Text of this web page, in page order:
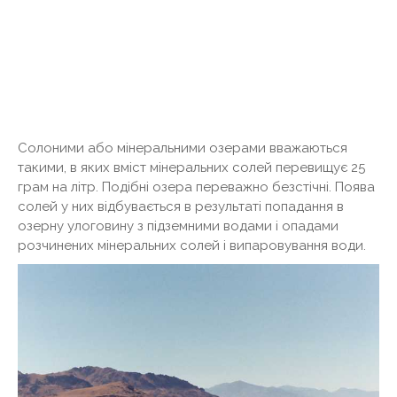
Солоними або мінеральними озерами вважаються
такими, в яких вміст мінеральних солей перевищує 25
грам на літр. Подібні озера переважно безстічні. Поява
солей у них відбувається в результаті попадання в
озерну улоговину з підземними водами і опадами
розчинених мінеральних солей і випаровування води.